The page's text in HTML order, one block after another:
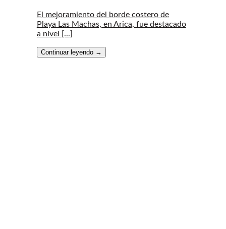
El mejoramiento del borde costero de
Playa Las Machas, en Arica, fue destacado
a nivel [...]
Continuar leyendo →